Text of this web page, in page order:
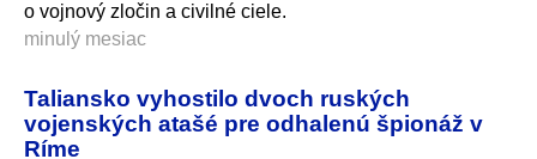
o vojnový zločin a civilné ciele.
minulý mesiac
Taliansko vyhostilo dvoch ruských
vojenských atašé pre odhalenú špionáž v
Ríme